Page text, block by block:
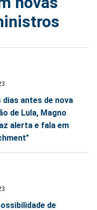
dias antes de nova
de Lula, Magno
alerta e fala em
de